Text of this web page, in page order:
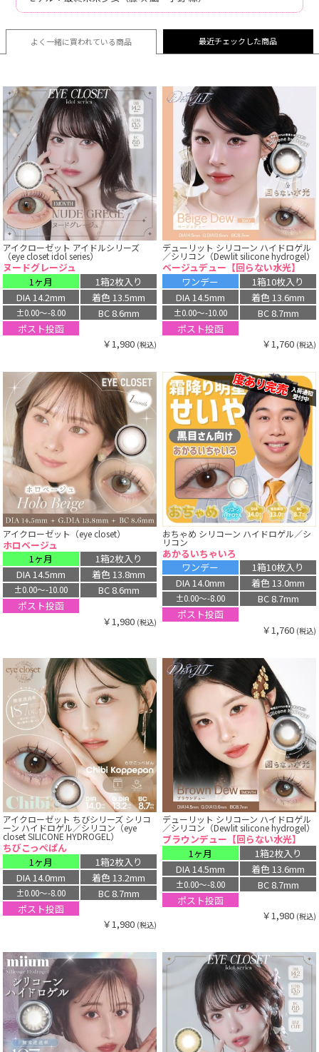
よく一緒に買われている商品 最近チェックした商品
アイクローゼット アイドルシリーズ
（eye closet idol series）
ヌードグレージュ
1ヶ月
1箱2枚入り
DIA 14.2mm
着色 13.5mm
±0.00〜-8.00
BC 8.6mm
ポスト投函
￥1,980 (税込)
デューリット シリコーン ハイドロゲル
／シリコン（Dewlit silicone hydrogel）
ベージュデュー【回らない水光】
ワンデー
1箱10枚入り
DIA 14.5mm
着色 13.6mm
±0.00〜-10.00
BC 8.7mm
ポスト投函
￥1,760 (税込)
アイクローゼット（eye closet）
ホロベージュ
1ヶ月
1箱2枚入り
DIA 14.5mm
着色 13.8mm
±0.00〜-10.00
BC 8.6mm
ポスト投函
￥1,980 (税込)
おちゃめ シリコーン ハイドロゲル／シ
リコン
あかるいちゃいろ
ワンデー
1箱10枚入り
DIA 14.0mm
着色 13.0mm
±0.00〜-8.00
BC 8.7mm
ポスト投函
￥1,760 (税込)
アイクローゼット ちびシリーズ シリコ
ーン ハイドロゲル／シリコン（eye
closet SILICONE HYDROGEL）
ちびこっぺぱん
1ヶ月
1箱2枚入り
DIA 14.0mm
着色 13.2mm
±0.00〜-8.00
BC 8.7mm
ポスト投函
￥1,980 (税込)
デューリット シリコーン ハイドロゲル
／シリコン（Dewlit silicone hydrogel）
ブラウンデュー【回らない水光】
1ヶ月
1箱2枚入り
DIA 14.5mm
着色 13.6mm
±0.00〜-8.00
BC 8.7mm
ポスト投函
￥1,980 (税込)